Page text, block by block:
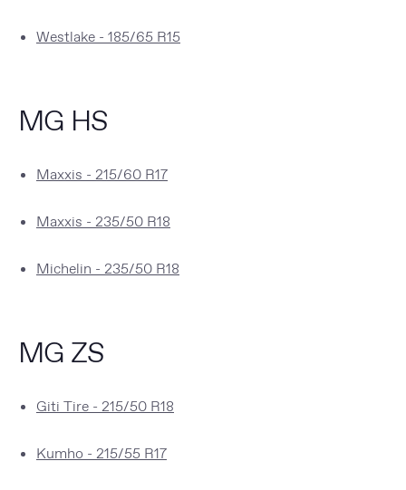
Westlake - 185/65 R15
MG HS
Maxxis - 215/60 R17
Maxxis - 235/50 R18
Michelin - 235/50 R18
MG ZS
Giti Tire - 215/50 R18
Kumho - 215/55 R17